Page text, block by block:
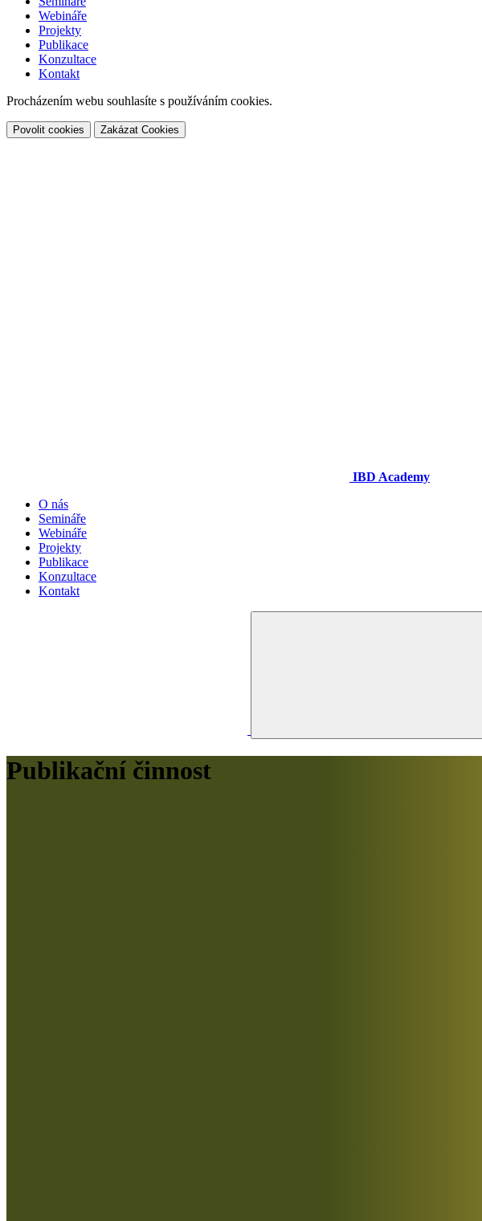
Webináře
Projekty
Publikace
Konzultace
Kontakt
Procházením webu souhlasíte s používáním cookies.
Povolit cookies Zakázat Cookies
IBD Academy
O nás
Semináře
Webináře
Projekty
Publikace
Konzultace
Kontakt
Publikační činnost